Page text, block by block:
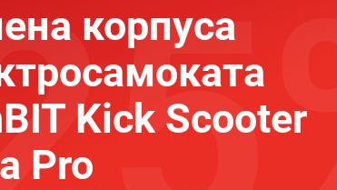
корпуса
Kick Scooter
Pro